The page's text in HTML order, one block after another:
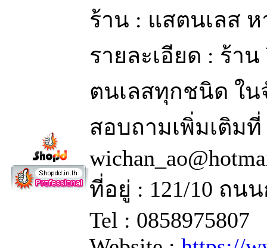
ร้าน : แสตนเลส
รายละเอียด : ร้า
ตนเลสทุกชนิด ใน
สอบถามเพิ่มเติมที่
ที่อยู่ : 121/10 ถน
Tel : 0858975807